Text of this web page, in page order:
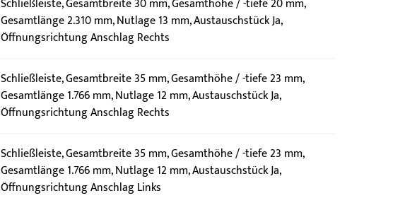
Schließleiste, Gesamtbreite 30 mm, Gesamthöhe / -tiefe 20 mm,
Gesamtlänge 2.310 mm, Nutlage 13 mm, Austauschstück Ja,
Öffnungsrichtung Anschlag Rechts
Schließleiste, Gesamtbreite 35 mm, Gesamthöhe / -tiefe 23 mm,
Gesamtlänge 1.766 mm, Nutlage 12 mm, Austauschstück Ja,
Öffnungsrichtung Anschlag Rechts
Schließleiste, Gesamtbreite 35 mm, Gesamthöhe / -tiefe 23 mm,
Gesamtlänge 1.766 mm, Nutlage 12 mm, Austauschstück Ja,
Öffnungsrichtung Anschlag Links